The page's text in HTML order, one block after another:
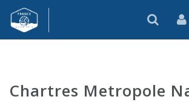
Chartres Metropole